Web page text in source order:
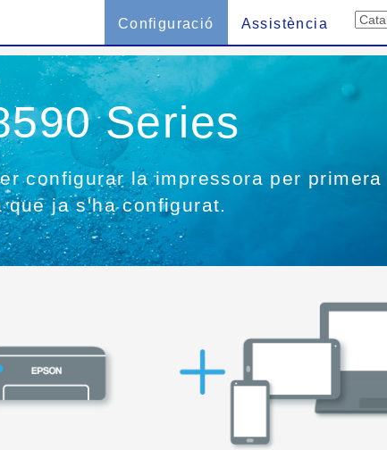
Configuració Assistència
Series
configurar la impressora per primera
ja s'ha configurat.